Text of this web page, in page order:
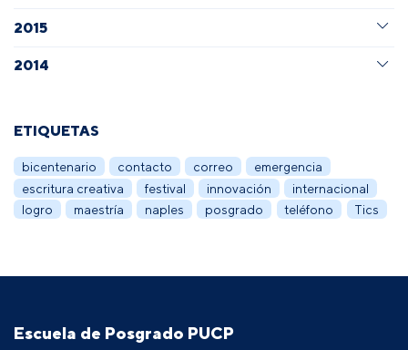
2015
2014
ETIQUETAS
bicentenario contacto correo
emergencia
escritura creativa
festival innovación
internacional
logro
maestría naples posgrado teléfono Tics
Escuela de Posgrado PUCP